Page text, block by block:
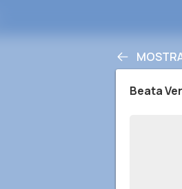
Beata